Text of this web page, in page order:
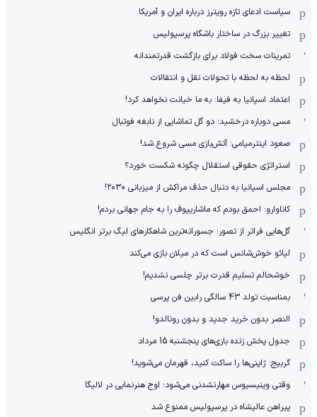
سیاست ادعای تازه رویترز درباره ایران و آمریکا
تغییر بزرگ در ساختار باشگاه پرسپولیس
تمرینات سخت فولاد برای بازگشت قدرتمندانه
لحظه به لحظه با تحولات نقل و انتقالات
اعتماد اسپانیا به فیفا: به ما خیانت نخواهد کرد!
مسی دوباره درخشید؛ دو گل تماشایی از نابغه فوتبال
صعود اینترمیامی: آتش‌بازی مسی شروع شد!
استراتژی حقوقی استقلال چگونه شکست خورد؟
مجلس اسپانیا به دنبال حذف مراکش از میزبانی ۲۰۳۰!
کاناوارو: احمق بودم که ماشاریپوف را به جام جهانی بردم!
گل‌هایی فراتر از تصور؛ جسورانه‌ترین شاهکارهای لیگ برتر انگلیس
لیائو خوش‌شانس است که در میلان بازی می‌کند
خوشحالم تسلیم قدرت برتر چلسی نشدیم!
بمناسبت تولد 43 سالگی رابین فن پرسی
النصر بدون خرید جدید و بدون رونالدو!
جدول پخش زنده بازی‌های پنجشنبه 15 مرداد
گربیج: ژاپنی‌ها را ساکت کنید، قهرمان می‌شوید!
وقتی وینیسیوس مهارنشدنی می‌شود؛ اوج هنرنمایی در لالیگا
پیراهن عالیشاه در پرسپولیس ممنوع شد